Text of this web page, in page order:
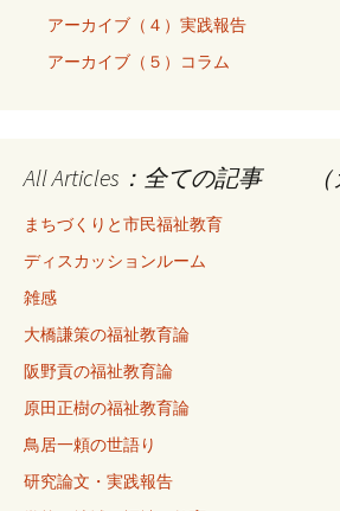
アーカイブ（４）実践報告
アーカイブ（５）コラム
All Articles：全ての記事 （
まちづくりと市民福祉教育
ディスカッションルーム
雑感
大橋謙策の福祉教育論
阪野貢の福祉教育論
原田正樹の福祉教育論
鳥居一頼の世語り
研究論文・実践報告